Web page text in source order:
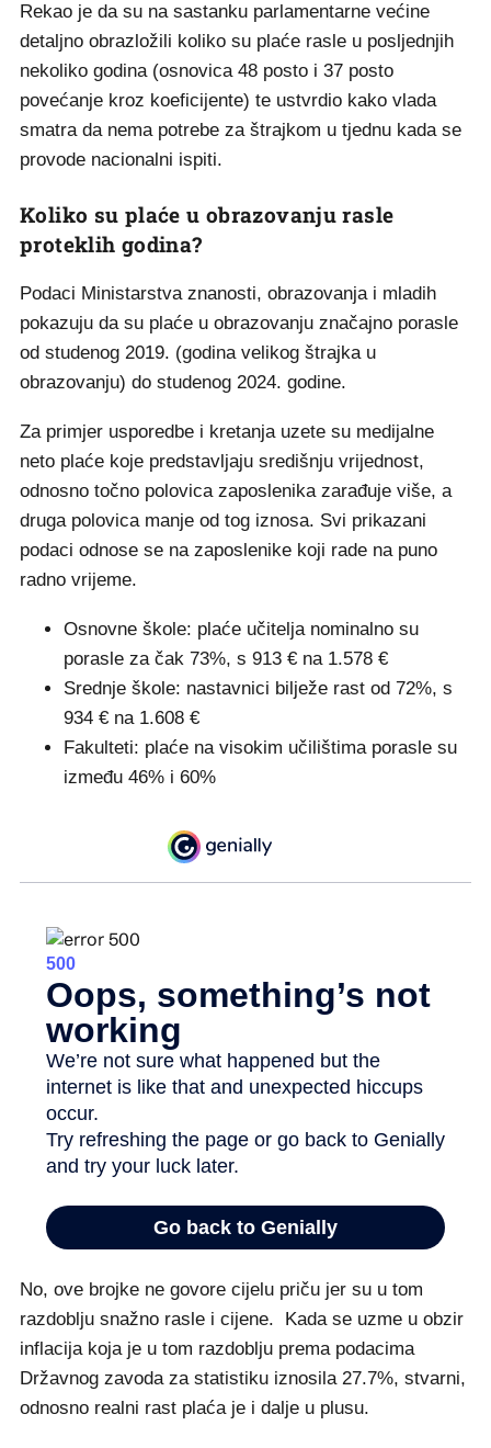
Rekao je da su na sastanku parlamentarne većine
detaljno obrazložili koliko su plaće rasle u posljednjih
nekoliko godina (osnovica 48 posto i 37 posto
povećanje kroz koeficijente) te ustvrdio kako vlada
smatra da nema potrebe za štrajkom u tjednu kada se
provode nacionalni ispiti.
Koliko su plaće u obrazovanju rasle
proteklih godina?
Podaci Ministarstva znanosti, obrazovanja i mladih
pokazuju da su plaće u obrazovanju značajno porasle
od studenog 2019. (godina velikog štrajka u
obrazovanju) do studenog 2024. godine.
Za primjer usporedbe i kretanja uzete su medijalne
neto plaće koje predstavljaju središnju vrijednost,
odnosno točno polovica zaposlenika zarađuje više, a
druga polovica manje od tog iznosa. Svi prikazani
podaci odnose se na zaposlenike koji rade na puno
radno vrijeme.
Osnovne škole: plaće učitelja nominalno su
porasle za čak 73%, s 913 € na 1.578 €
Srednje škole: nastavnici bilježe rast od 72%, s
934 € na 1.608 €
Fakulteti: plaće na visokim učilištima porasle su
između 46% i 60%
No, ove brojke ne govore cijelu priču jer su u tom
razdoblju snažno rasle i cijene. Kada se uzme u obzir
inflacija koja je u tom razdoblju prema podacima
Državnog zavoda za statistiku iznosila 27.7%, stvarni,
odnosno realni rast plaća je i dalje u plusu.